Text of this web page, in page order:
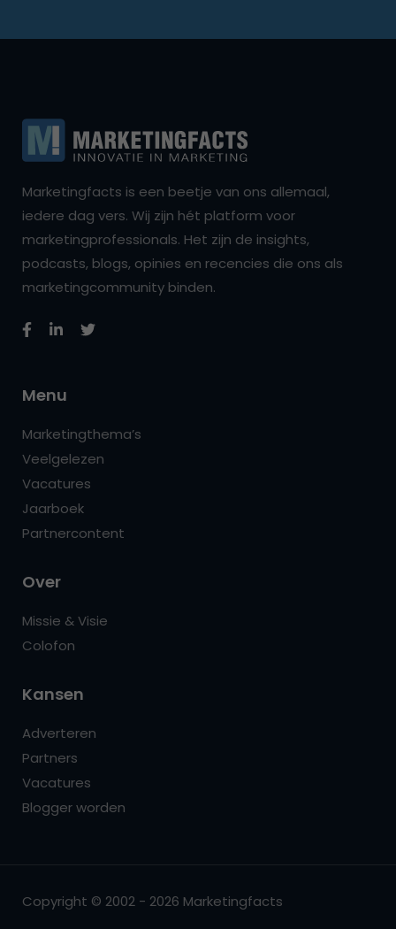
Marketingfacts is een beetje van ons allemaal,
iedere dag vers. Wij zijn hét platform voor
marketingprofessionals. Het zijn de insights,
podcasts, blogs, opinies en recencies die ons als
marketingcommunity binden.
Menu
Marketingthema’s
Veelgelezen
Vacatures
Jaarboek
Partnercontent
Over
Missie & Visie
Colofon
Kansen
Adverteren
Partners
Vacatures
Blogger worden
Copyright © 2002 - 2026 Marketingfacts